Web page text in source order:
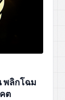
พลิกโฉม
ต